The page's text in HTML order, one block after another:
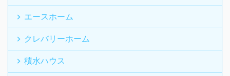
エースホーム
クレバリーホーム
積水ハウス